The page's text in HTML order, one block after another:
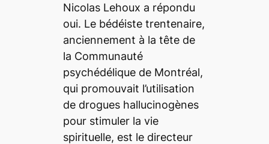
Nicolas Lehoux a répondu
oui. Le bédéiste trentenaire,
anciennement à la tête de
la Communauté
psychédélique de Montréal,
qui promouvait l’utilisation
de drogues hallucinogènes
pour stimuler la vie
spirituelle, est le directeur